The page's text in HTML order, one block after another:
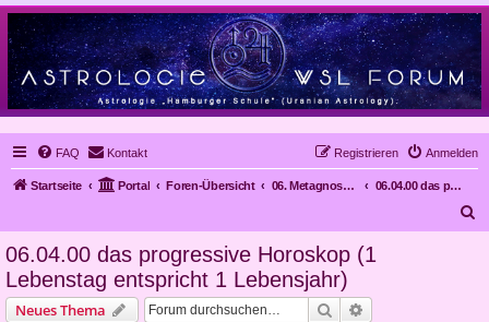
FAQ Kontakt Anmelden
Registrieren
Startseite Portal Foren-Übersicht 06. Metagnose, Prognose
06.04.00 das progressive Horoskop (1 Lebenstag entspricht 1 Lebensjahr)
06.04.00 das progressive Horoskop (1
Lebenstag entspricht 1 Lebensjahr)
Neues Thema Suche